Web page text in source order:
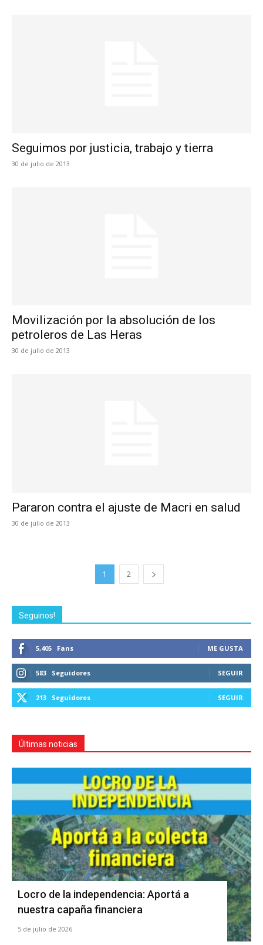
Seguimos por justicia, trabajo y tierra
30 de julio de 2013
Movilización por la absolución de los
petroleros de Las Heras
30 de julio de 2013
Pararon contra el ajuste de Macri en salud
30 de julio de 2013
1 2
Seguinos!
5,405 Fans ME GUSTA
583 Seguidores SEGUIR
213 Seguidores SEGUIR
Últimas noticias
Locro de la independencia: Aportá a
nuestra capaña financiera
5 de julio de 2026